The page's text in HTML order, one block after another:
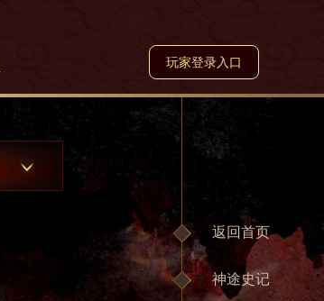
玩家登录入口
返回首页
神途史记